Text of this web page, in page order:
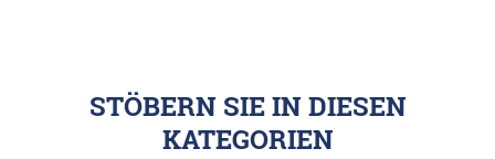
STÖBERN SIE IN DIESEN
KATEGORIEN